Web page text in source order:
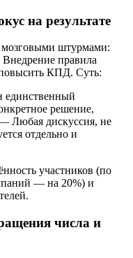
на результате
мозговыми штурмами:
Внедрение правила
КПД. Суть:
единственный
решение,
Любая дискуссия, не
отдельно и
участников (по
— на 20%) и
числа и